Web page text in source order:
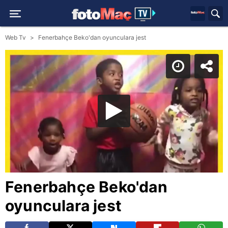
Web Tv Fenerbahçe Beko'dan oyunculara jest
Fenerbahçe Beko'dan
oyunculara jest